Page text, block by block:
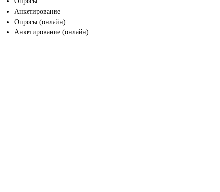
Анкетирование
Опросы (онлайн)
Анкетирование (онлайн)